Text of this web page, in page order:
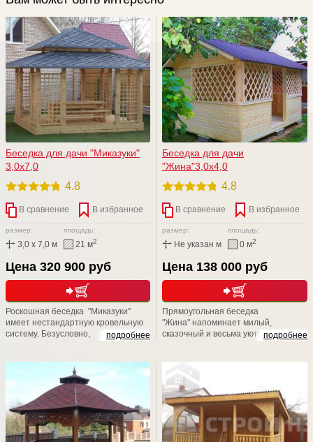
Беседка для дачи "Mиказуки"
3,0х7,0
4.8
В сравнение В избранное
размер:
3,0 x 7,0 м
площадь:
21 м2
Цена 320 900 руб
подробнее
Роскошная беседка "Mиказуки"
имеет нестандартную кровельную
систему. Безусловно,
нетипичному дизайнерскому
решению, но и быстрому удалению
дыма за пределы места отдыха.
Возможен любой размерный ряд!
Беседка для дачи
"Жина"3,0х4,0
4.8
В сравнение В избранное
размер:
Не указан м
площадь:
0 м2
Цена 138 000 руб
подробнее
Прямоугольная беседка
"Жина" напоминает милый,
сказочный и весьма уютный
но и в период межсезонья. За
дополнительную плату имеется
возможность смены базового
кровельного материала, а также
установку входной филенчатой
двери.